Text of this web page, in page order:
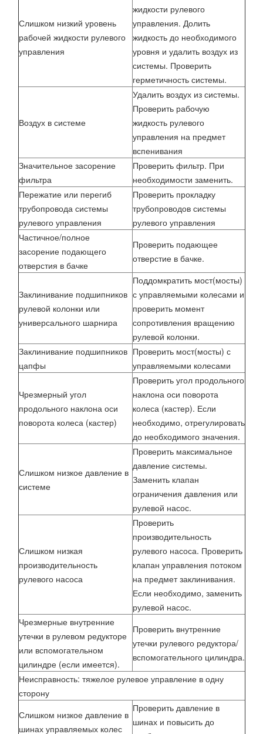
Слишком низкий уровень
рабочей жидкости рулевого
управления
жидкости рулевого
управления. Долить
жидкость до необходимого
уровня и удалить воздух из
системы. Проверить
герметичность системы.
Воздух в системе
Удалить воздух из системы.
Проверить рабочую
жидкость рулевого
управления на предмет
вспенивания
Значительное засорение
фильтра
Проверить фильтр. При
необходимости заменить.
Пережатие или перегиб
трубопровода системы
рулевого управления
Проверить прокладку
трубопроводов системы
рулевого управления
Частичное/полное
засорение подающего
отверстия в бачке
Проверить подающее
отверстие в бачке.
Заклинивание подшипников
рулевой колонки или
универсального шарнира
Поддомкратить мост(мосты)
с управляемыми колесами и
проверить момент
сопротивления вращению
рулевой колонки.
Заклинивание подшипников
цапфы
Проверить мост(мосты) с
управляемыми колесами
Чрезмерный угол
продольного наклона оси
поворота колеса (кастер)
Проверить угол продольного
наклона оси поворота
колеса (кастер). Если
необходимо, отрегулировать
до необходимого значения.
Слишком низкое давление в
системе
Проверить максимальное
давление системы.
Заменить клапан
ограничения давления или
рулевой насос.
Слишком низкая
производительность
рулевого насоса
Проверить
производительность
рулевого насоса. Проверить
клапан управления потоком
на предмет заклинивания.
Если необходимо, заменить
рулевой насос.
Чрезмерные внутренние
утечки в рулевом редукторе
или вспомогательном
цилиндре (если имеется).
Проверить внутренние
утечки рулевого редуктора/
вспомогательного цилиндра.
Неисправность: тяжелое рулевое управление в одну
сторону
Слишком низкое давление в
шинах управляемых колес
Проверить давление в
шинах и повысить до